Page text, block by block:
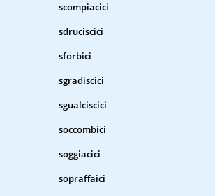
scompiacici
sdruciscici
sforbici
sgradiscici
sgualciscici
soccombici
soggiacici
sopraffaici